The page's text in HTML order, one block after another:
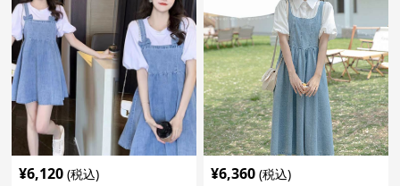
¥6,120 (税込) ¥6,360 (税込)